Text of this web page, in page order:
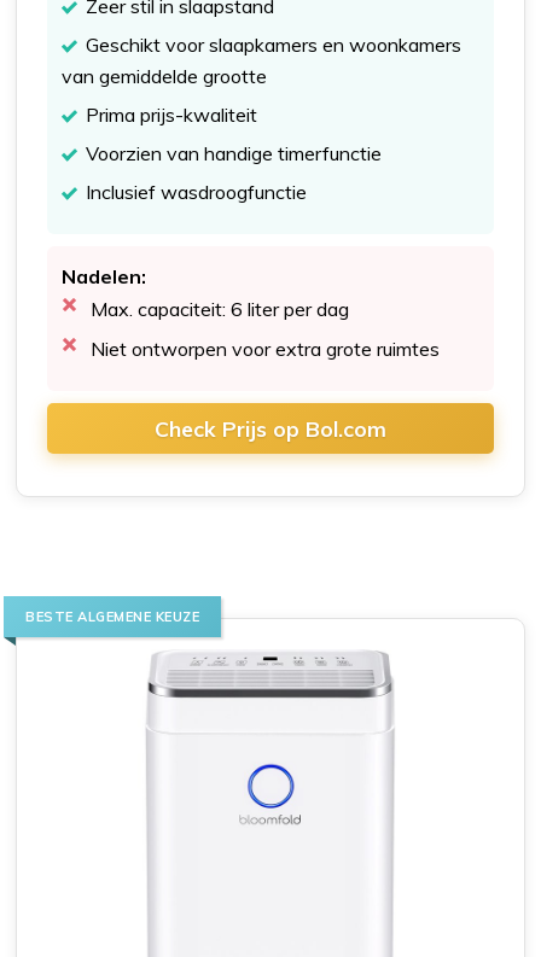
Zeer stil in slaapstand
Geschikt voor slaapkamers en woonkamers
van gemiddelde grootte
Prima prijs-kwaliteit
Voorzien van handige timerfunctie
Inclusief wasdroogfunctie
Nadelen:
Max. capaciteit: 6 liter per dag
Niet ontworpen voor extra grote ruimtes
Check Prijs op Bol.com
BESTE ALGEMENE KEUZE